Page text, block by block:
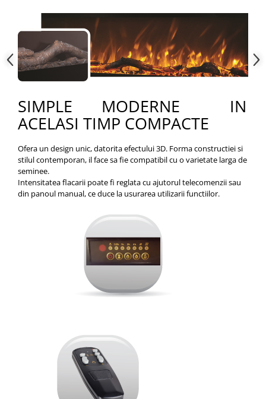
SIMPLE MODERNE IN
ACELASI TIMP COMPACTE
Ofera un design unic, datorita efectului 3D. Forma constructiei si
stilul contemporan, il face sa fie compatibil cu o varietate larga de
seminee.
Intensitatea flacarii poate fi reglata cu ajutorul telecomenzii sau
din panoul manual, ce duce la usurarea utilizarii functiilor.